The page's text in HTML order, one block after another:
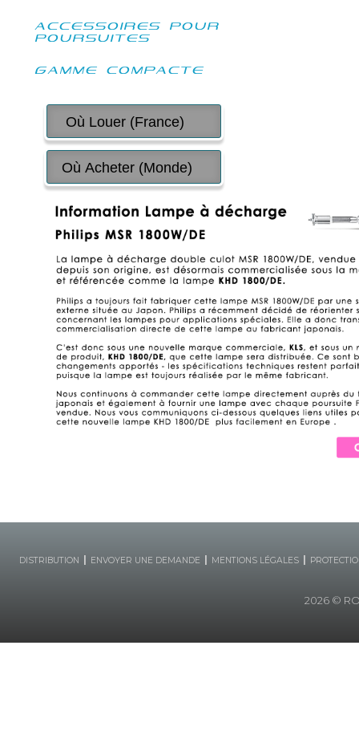
ACCESSOIRES POUR
POURSUITES
GAMME COMPACTE
DISTRIBUTION ENVOYER UNE DEMANDE MENTIONS LÉGALES
2026©